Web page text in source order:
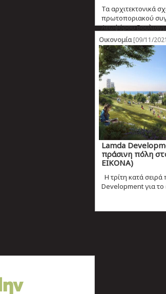
Τα αρχιτεκτονικά
πρωτοποριακού
Λεωφόρου
Οικονομία[09/11/
Lamda
πράσινη πόλη
EIKONA)
Η τρίτη κατά
Development για το